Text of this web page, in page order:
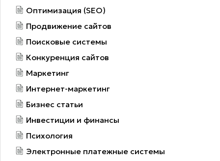
Оптимизация (SEO)
Продвижение сайтов
Поисковые системы
Конкуренция сайтов
Маркетинг
Интернет-маркетинг
Бизнес статьи
Инвестиции и финансы
Психология
Электронные платежные системы